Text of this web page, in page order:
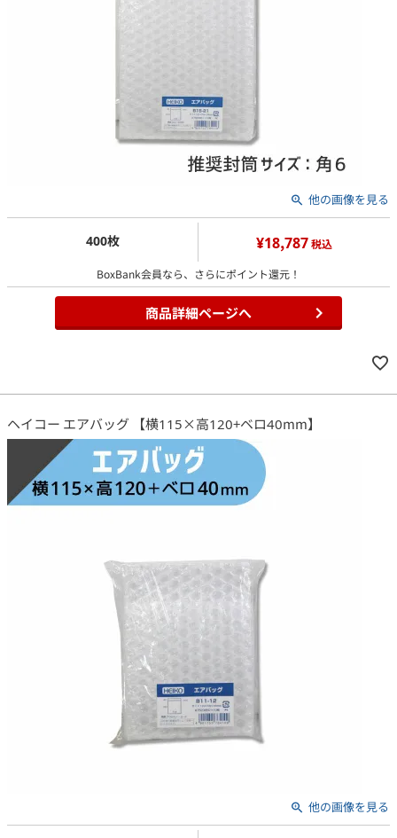
他の画像を見る
400枚 ¥18,787税込
BoxBank会員なら、さらにポイント還元！
商品詳細ページへ
ヘイコー エアバッグ 【横115×高120+ベロ40mm】
他の画像を見る